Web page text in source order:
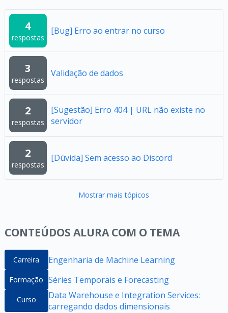
4
respostas
[Bug] Erro ao entrar no curso
3
respostas
Validação de dados
2
respostas
[Sugestão] Erro 404 | URL não existe no
servidor
2
respostas
[Dúvida] Sem acesso ao Discord
Mostrar mais tópicos
CONTEÚDOS ALURA COM O TEMA
Carreira Engenharia de Machine Learning
Formação Séries Temporais e Forecasting
Curso
Data Warehouse e Integration Services:
carregando dados dimensionais